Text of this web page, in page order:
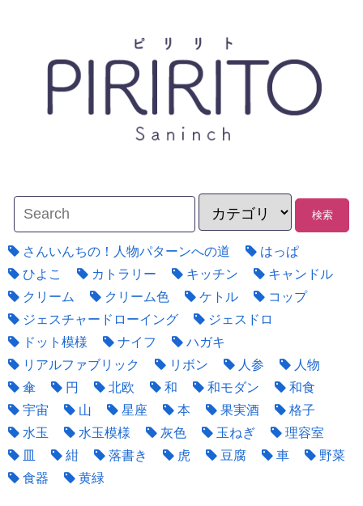
さんいんちの！人物パターンへの道
はっぱ
ひよこ
カトラリー キッチン
キャンドル
クリーム
クリーム色 ケトル
コップ
ジェスチャードローイング
ジェスドロ
ドット模様
ナイフ
ハガキ
リアルファブリック
リボン 人参
人物
傘
円 北欧 和 和モダン
和食
宇宙
山 星座 本 果実酒
格子
水玉
水玉模様 灰色 玉ねぎ
理容室
皿
紺 落書き 虎 豆腐 車
野菜
食器
黄緑